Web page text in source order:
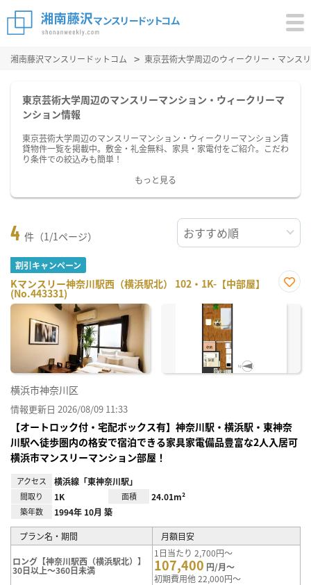
湘南藤沢マンスリードットコム 東京芸術大学周辺のウィークリー・マンス
東京芸術大学周辺のマンスリーマンション・ウィークリーマ
ンション情報
東京芸術大学周辺のマンスリーマンション・ウィークリーマンション賃
貸物件一覧を掲載中。敷金・礼金無料、家具・家電付をご紹介。こだわ
り条件での絞込みも簡単！
もっと見る
4 件（1/1ページ）
割引キャンペーン
Kマンスリー神奈川駅西（横浜駅北） 102・1K-【中部屋】
(No.443331)
に入
横浜市神奈川区
情報更新日 2026/08/09 11:33
【オートロック付・宅配ボックス有】神奈川駅・横浜駅・東神奈
川駅へ徒歩圏内の格安で宿泊できる家具家電備品豊富な2人入居可
横浜市マンスリーマンション部屋！
アクセス 横浜線「東神奈川駅」
間取り 1K 面積 24.01m²
築年数 1994年 10月 築
プラン名・期間 月額目安
ロング【神奈川駅西（横浜駅北）】
30日以上～360日未満
1日当たり 2,700円～
107,400 円/月～
初期費用他 22,000円～